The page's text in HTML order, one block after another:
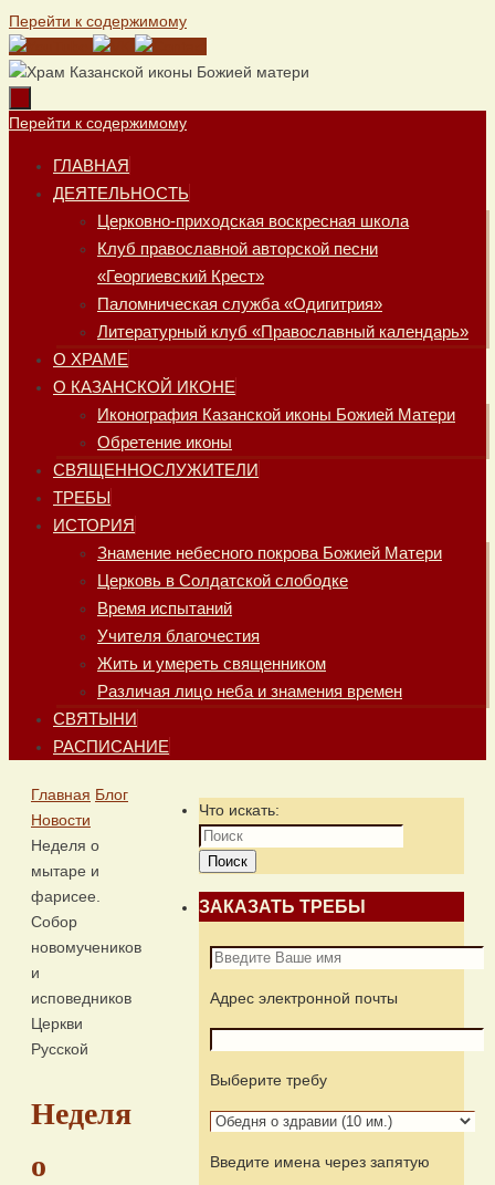
Перейти к содержимому
Перейти к содержимому
ГЛАВНАЯ
ДЕЯТЕЛЬНОСТЬ
Церковно-приходская воскресная школа
Клуб православной авторской песни
«Георгиевский Крест»
Паломническая служба «Одигитрия»
Литературный клуб «Православный календарь»
О ХРАМЕ
О КАЗАНСКОЙ ИКОНЕ
Иконография Казанской иконы Божией Матери
Обретение иконы
СВЯЩЕННОСЛУЖИТЕЛИ
ТРЕБЫ
ИСТОРИЯ
Знамение небесного покрова Божией Матери
Церковь в Солдатской слободке
Время испытаний
Учителя благочестия
Жить и умереть священником
Различая лицо неба и знамения времен
СВЯТЫНИ
РАСПИСАНИЕ
Главная Блог
Новости
Неделя о
мытаре и
фарисее.
Собор
новомучеников
и
исповедников
Церкви
Русской
Неделя
о
Что искать:
Поиск
ЗАКАЗАТЬ ТРЕБЫ
Адрес электронной почты
Выберите требу
Введите имена через запятую